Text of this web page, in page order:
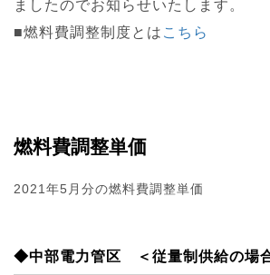
ましたのでお知らせいたします。
■燃料費調整制度とは こちら
燃料費調整単価
2021年5月分の燃料費調整単価
◆中部電力管区 ＜従量制供給の場